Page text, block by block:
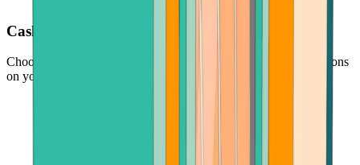
Cash out with ease
Choose your Verse, enter an amount, and follow simple instructions
on your screen